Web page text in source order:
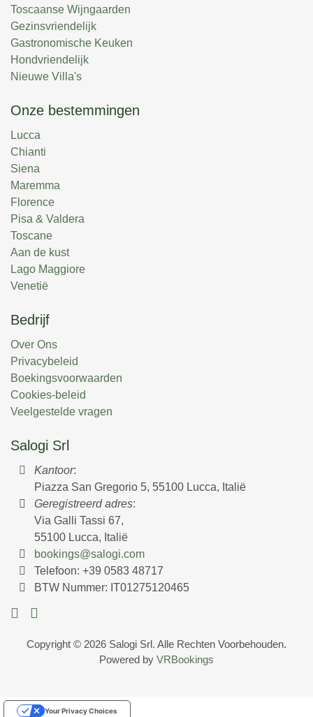
Toscaanse Wijngaarden
Gezinsvriendelijk
Gastronomische Keuken
Hondvriendelijk
Nieuwe Villa's
Onze bestemmingen
Lucca
Chianti
Siena
Maremma
Florence
Pisa & Valdera
Toscane
Aan de kust
Lago Maggiore
Venetië
Bedrijf
Over Ons
Privacybeleid
Boekingsvoorwaarden
Cookies-beleid
Veelgestelde vragen
Salogi Srl
Kantoor:
Piazza San Gregorio 5, 55100 Lucca, Italië
Geregistreerd adres:
Via Galli Tassi 67,
55100 Lucca, Italië
bookings@salogi.com
Telefoon:+39 0583 48717
BTW Nummer: IT01275120465
Copyright © 2026 Salogi Srl. Alle Rechten Voorbehouden.
Powered by VRBookings
Your Privacy Choices